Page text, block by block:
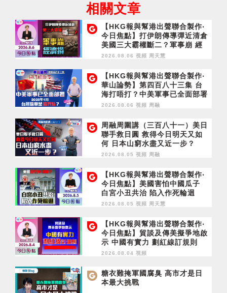
相關文章
【HKG報與幫港出聲聯合製作‧
今日焦點】打伊朗傳導彈近清倉
美國三大霸權斷二？軍事崩 經
濟損
2026.08.06 視頻 周天慧
【HKG報與幫港出聲聯合製作‧
華山論勢】第四百八十三集 台
海打唔打？中美軍事已全面部署
2028年1月台灣選舉是臨界點？
2026.08.06 視頻 周融
周融周圍講（三百八十一）美日
聯手救日圓 救得今日明天又如
何 日本山窮水盡又近一步？
2026.08.05 視頻 周融
【HKG報與幫港出聲聯合製作‧
今日焦點】美國害怕中國瓜子
白宮小丑共治 陷入作死輪迴
2026.08.05 視頻 周天慧
【HKG報與幫港出聲聯合製作‧
今日焦點】貿談及傳美擬爭地啟
示 中國有實力 劃紅線訂規則
2026.08.04 視頻
糖衣難掩軍國腐臭 高市才是日
本最大挑戰